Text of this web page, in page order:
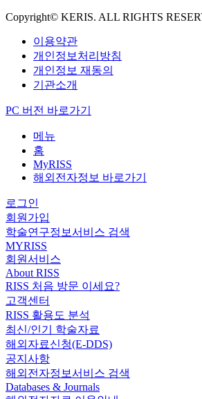
Copyright© KERIS. ALL RIGHTS
이용약관
개인정보처리방침
개인정보 재동의
기관소개
PC 버전 바로가기
메뉴
홈
MyRISS
해외전자정보 바로가기
로그인
회원가입
학술연구정보서비스 검색
MYRISS
회원서비스
About RISS
RISS 처음 방문 이세요?
고객센터
RISS 활용도 분석
최신/인기 학술자료
해외자료신청(E-DDS)
공지사항
해외전자정보서비스 검색
Databases & Journals